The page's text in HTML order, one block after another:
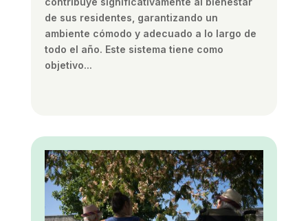
de sus residentes, garantizando un
ambiente cómodo y adecuado a lo largo de
todo el año. Este sistema tiene como
objetivo...